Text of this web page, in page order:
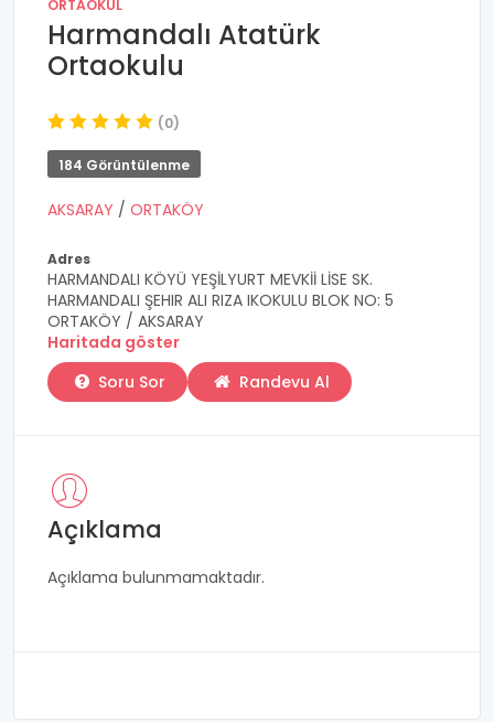
ORTAOKUL
Harmandalı Atatürk
Ortaokulu
(0)
184 Görüntülenme
AKSARAY / ORTAKÖY
Adres
HARMANDALI KÖYÜ YEŞİLYURT MEVKİİ LİSE SK.
HARMANDALI ŞEHIR ALI RIZA IKOKULU BLOK NO: 5
ORTAKÖY / AKSARAY
Haritada göster
Soru Sor
Randevu Al
Açıklama
Açıklama bulunmamaktadır.